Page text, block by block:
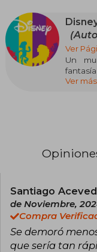
Ver
Un
edades
hacen
Ver más
Santiago
de Noviembre,
Compra
Se demoró
que sería tan